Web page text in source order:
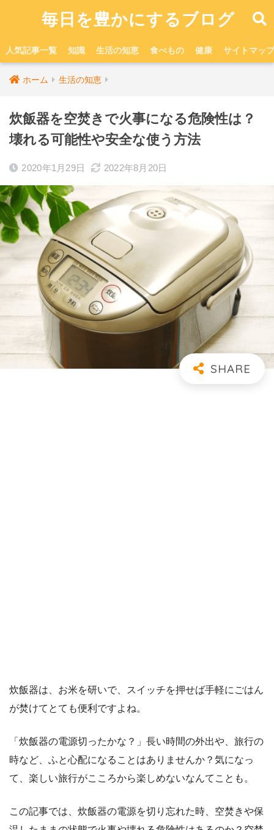
毎日を豊かにするブログ
人気記事一覧 知識 生活の知恵 食べもの 健康 サイトマップ
ホーム 生活の知恵
炊飯器を空焚きで火事になる危険性は？
壊れる可能性や安全な使う方法
2020年1月29日 2022年8月20日
炊飯器は、お米を研いで、スイッチを押せば手軽にごはん
が焚けてとても便利ですよね。
「炊飯器の電源切ったかな？」長い時間の外出や、旅行の
時など、ふと心配になることはありませんか？気になっ
て、楽しい旅行がこころから楽しめないなんてことも。
この記事では、炊飯器の電源を切り忘れた時、空焚きや保